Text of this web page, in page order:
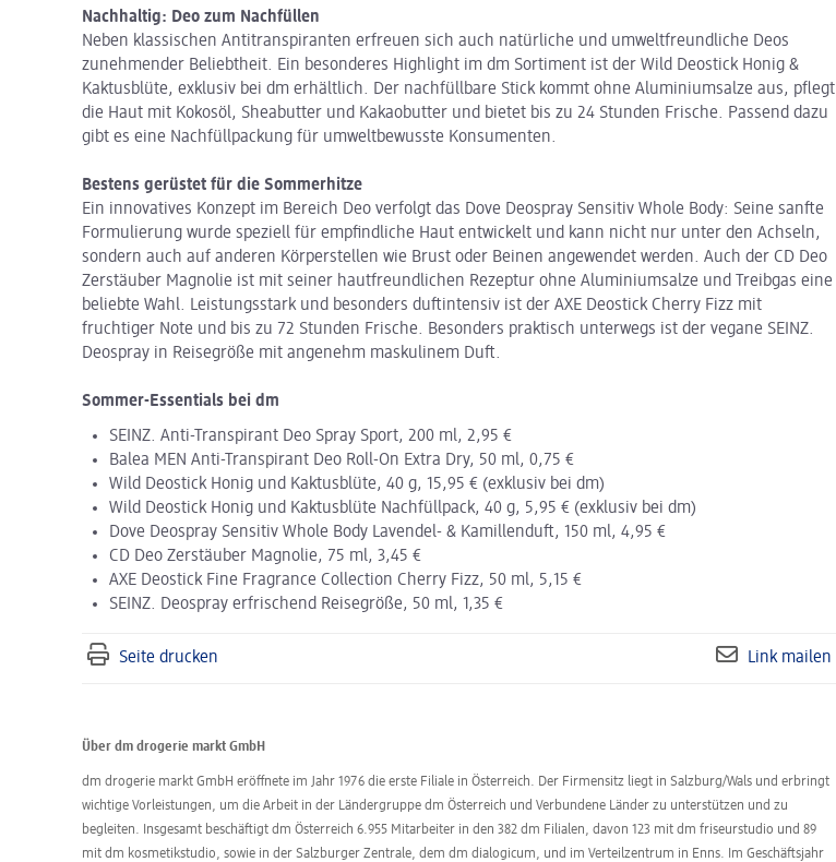
Nachhaltig: Deo zum Nachfüllen
Neben klassischen Antitranspiranten erfreuen sich auch natürliche und umweltfreundliche Deos
zunehmender Beliebtheit. Ein besonderes Highlight im dm Sortiment ist der Wild Deostick Honig &
Kaktusblüte, exklusiv bei dm erhältlich. Der nachfüllbare Stick kommt ohne Aluminiumsalze aus, pflegt
die Haut mit Kokosöl, Sheabutter und Kakaobutter und bietet bis zu 24 Stunden Frische. Passend dazu
gibt es eine Nachfüllpackung für umweltbewusste Konsumenten.
Bestens gerüstet für die Sommerhitze
Ein innovatives Konzept im Bereich Deo verfolgt das Dove Deospray Sensitiv Whole Body: Seine sanfte
Formulierung wurde speziell für empfindliche Haut entwickelt und kann nicht nur unter den Achseln,
sondern auch auf anderen Körperstellen wie Brust oder Beinen angewendet werden. Auch der CD Deo
Zerstäuber Magnolie ist mit seiner hautfreundlichen Rezeptur ohne Aluminiumsalze und Treibgas eine
beliebte Wahl. Leistungsstark und besonders duftintensiv ist der AXE Deostick Cherry Fizz mit
fruchtiger Note und bis zu 72 Stunden Frische. Besonders praktisch unterwegs ist der vegane SEINZ.
Deospray in Reisegröße mit angenehm maskulinem Duft.
Sommer-Essentials bei dm
SEINZ. Anti-Transpirant Deo Spray Sport, 200 ml, 2,95 €
Balea MEN Anti-Transpirant Deo Roll-On Extra Dry, 50 ml, 0,75 €
Wild Deostick Honig und Kaktusblüte, 40 g, 15,95 € (exklusiv bei dm)
Wild Deostick Honig und Kaktusblüte Nachfüllpack, 40 g, 5,95 € (exklusiv bei dm)
Dove Deospray Sensitiv Whole Body Lavendel- & Kamillenduft, 150 ml, 4,95 €
CD Deo Zerstäuber Magnolie, 75 ml, 3,45 €
AXE Deostick Fine Fragrance Collection Cherry Fizz, 50 ml, 5,15 €
SEINZ. Deospray erfrischend Reisegröße, 50 ml, 1,35 €
Seite drucken Link mailen
Über dm drogerie markt GmbH
dm drogerie markt GmbH eröffnete im Jahr 1976 die erste Filiale in Österreich. Der Firmensitz liegt in Salzburg/Wals und erbringt
wichtige Vorleistungen, um die Arbeit in der Ländergruppe dm Österreich und Verbundene Länder zu unterstützen und zu
begleiten. Insgesamt beschäftigt dm Österreich 6.955 Mitarbeiter in den 382 dm Filialen, davon 123 mit dm friseurstudio und 89
mit dm kosmetikstudio, sowie in der Salzburger Zentrale, dem dm dialogicum, und im Verteilzentrum in Enns. Im Geschäftsjahr